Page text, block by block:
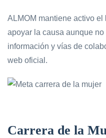
ALMOM mantiene activo el
apoyar la causa aunque
información y vías de
web oficial.
Carrera de la